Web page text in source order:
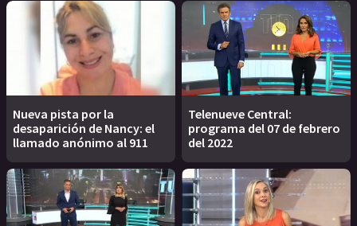
Nueva pista por la
desaparición de Nancy: el
llamado anónimo al 911
Telenueve Central:
programa del 07 de febrero
del 2022